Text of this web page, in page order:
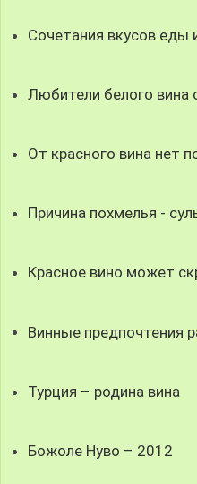
Сочетания вкусов еды
Любители белого
От красного вина нет
Причина похмелья -
Красное вино может
Винные предпочтения
Турция – родина вина
Божоле Нуво – 2012